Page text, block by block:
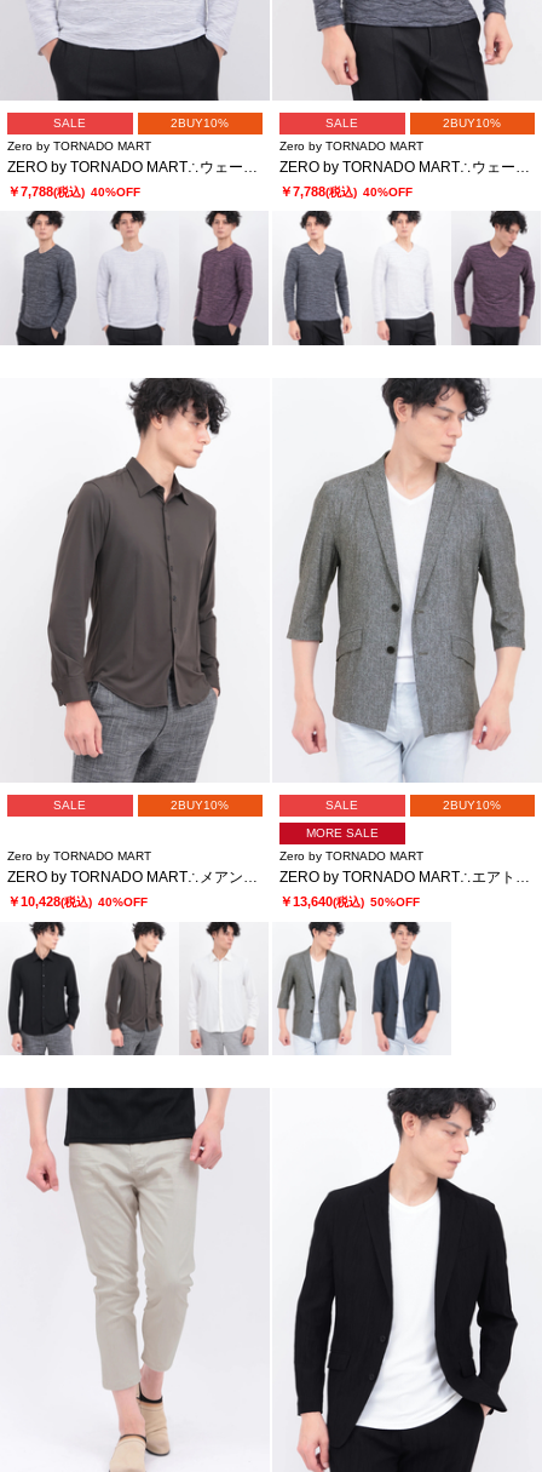
SALE
2BUY10%
Zero by TORNADO MART
ZERO by TORNADO MART∴ウェーブストームタック天竺クルー
￥7,788(税込) 40%OFF
SALE
2BUY10%
Zero by TORNADO MART
ZERO by TORNADO MART∴ウェーブストームタック天竺Vネック
￥7,788(税込) 40%OFF
SALE 2BUY10%
Zero by TORNADO MART
ZERO by TORNADO MART∴メアンドロスJQジャージーストレッチシャツ
￥10,428(税込) 40%OFF
SALE 2BUY10%
MORE SALE
Zero by TORNADO MART
ZERO by TORNADO MART∴エアトリコットツィードプリント7分袖ジャケット
￥13,640(税込) 50%OFF